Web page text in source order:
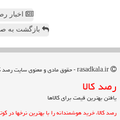
اخبار
بازگشت به
رصد كالا
یافتن بهترین قیمت برای کالاها
رصد کالا، خرید هوشمندانه را با بهترین نرخها در